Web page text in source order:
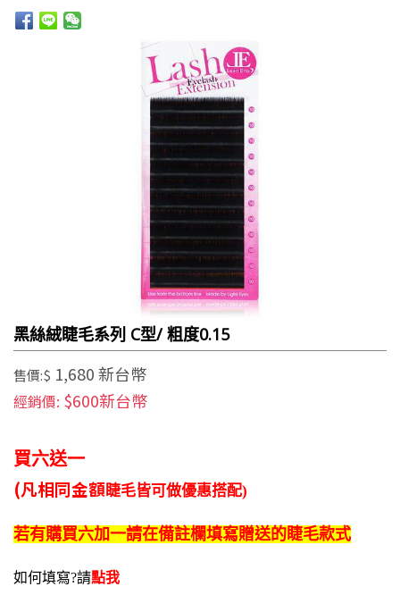
黑絲絨睫毛系列 C型/ 粗度0.15
售價:$ 1,680 新台幣
經銷價: $600新台幣
買六送一
(凡相同金額睫毛皆可做優惠搭配)
若有購買六加一請在備註欄填寫贈送的睫毛款式
如何填寫?請點我